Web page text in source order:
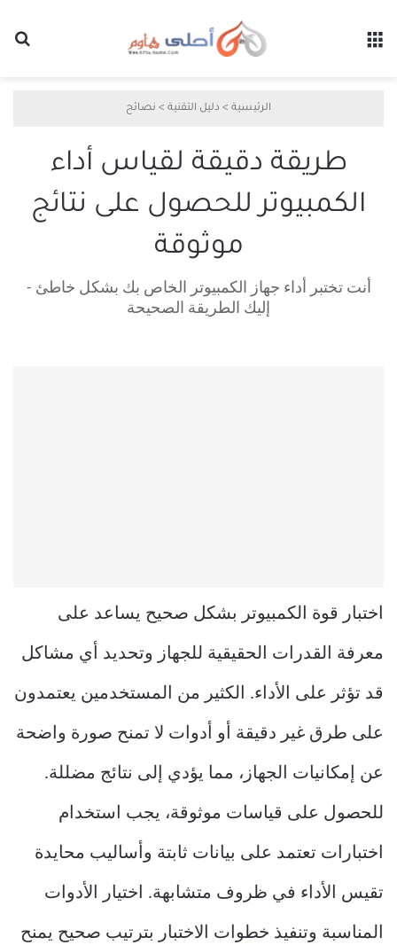
الرئيسية > دليل التقنية > نصائح
طريقة دقيقة لقياس أداء
الكمبيوتر للحصول على نتائج
موثوقة
أنت تختبر أداء جهاز الكمبيوتر الخاص بك بشكل خاطئ -
إليك الطريقة الصحيحة
اختبار قوة الكمبيوتر بشكل صحيح يساعد على
معرفة القدرات الحقيقية للجهاز وتحديد أي مشاكل
قد تؤثر على الأداء. الكثير من المستخدمين يعتمدون
على طرق غير دقيقة أو أدوات لا تمنح صورة واضحة
عن إمكانيات الجهاز، مما يؤدي إلى نتائج مضللة.
للحصول على قياسات موثوقة، يجب استخدام
اختبارات تعتمد على بيانات ثابتة وأساليب محايدة
تقيس الأداء في ظروف متشابهة. اختيار الأدوات
المناسبة وتنفيذ خطوات الاختبار بترتيب صحيح يمنح